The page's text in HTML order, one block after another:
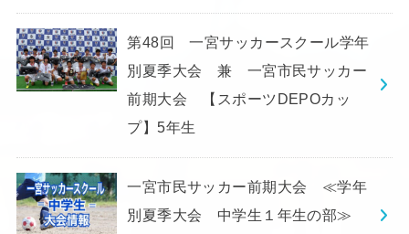
第48回 一宮サッカースクール学年
別夏季大会 兼 一宮市民サッカー
前期大会 【スポーツDEPOカッ
プ】5年生
一宮市民サッカー前期大会 ≪学年
別夏季大会 中学生１年生の部≫